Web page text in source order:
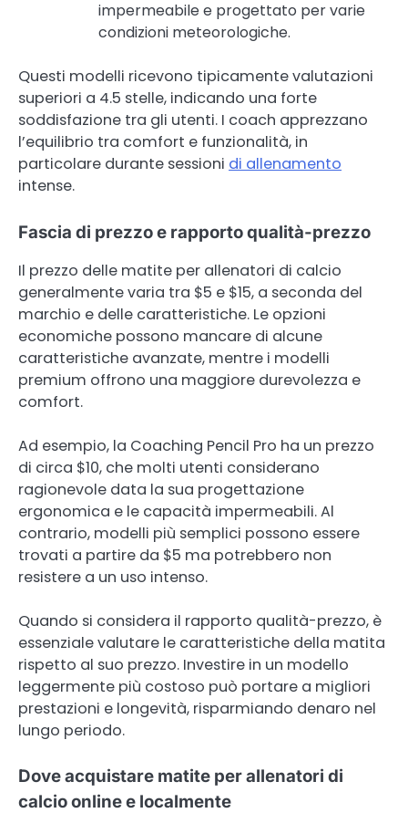
impermeabile e progettato per varie
condizioni meteorologiche.
Questi modelli ricevono tipicamente valutazioni
superiori a 4.5 stelle, indicando una forte
soddisfazione tra gli utenti. I coach apprezzano
l’equilibrio tra comfort e funzionalità, in
particolare durante sessioni di allenamento
intense.
Fascia di prezzo e rapporto qualità-prezzo
Il prezzo delle matite per allenatori di calcio
generalmente varia tra $5 e $15, a seconda del
marchio e delle caratteristiche. Le opzioni
economiche possono mancare di alcune
caratteristiche avanzate, mentre i modelli
premium offrono una maggiore durevolezza e
comfort.
Ad esempio, la Coaching Pencil Pro ha un prezzo
di circa $10, che molti utenti considerano
ragionevole data la sua progettazione
ergonomica e le capacità impermeabili. Al
contrario, modelli più semplici possono essere
trovati a partire da $5 ma potrebbero non
resistere a un uso intenso.
Quando si considera il rapporto qualità-prezzo, è
essenziale valutare le caratteristiche della matita
rispetto al suo prezzo. Investire in un modello
leggermente più costoso può portare a migliori
prestazioni e longevità, risparmiando denaro nel
lungo periodo.
Dove acquistare matite per allenatori di
calcio online e localmente